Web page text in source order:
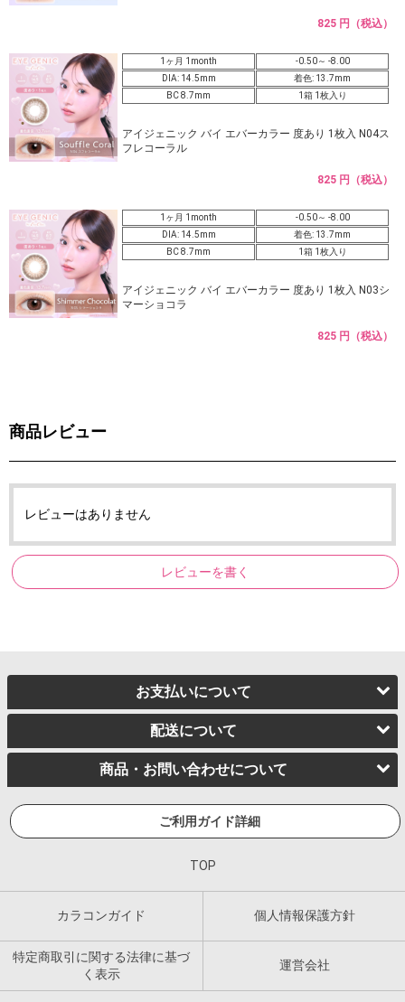
825 円（税込）
1ヶ月 1month
-0.50～ -8.00
DIA: 14.5mm
着色: 13.7mm
BC 8.7mm
1箱 1枚入り
アイジェニック バイ エバーカラー 度あり 1枚入 N04ス
フレコーラル
825 円（税込）
1ヶ月 1month
-0.50～ -8.00
DIA: 14.5mm
着色: 13.7mm
BC 8.7mm
1箱 1枚入り
アイジェニック バイ エバーカラー 度あり 1枚入 N03シ
マーショコラ
825 円（税込）
商品レビュー
レビューはありません
レビューを書く
お支払いについて
配送について
商品・お問い合わせについて
ご利用ガイド詳細
TOP
カラコンガイド 個人情報保護方針
特定商取引に関する法律に基づ
く表示
運営会社